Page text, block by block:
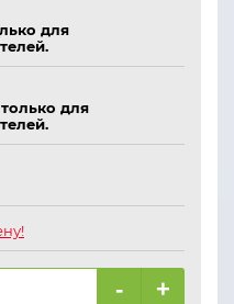
для
для
- +